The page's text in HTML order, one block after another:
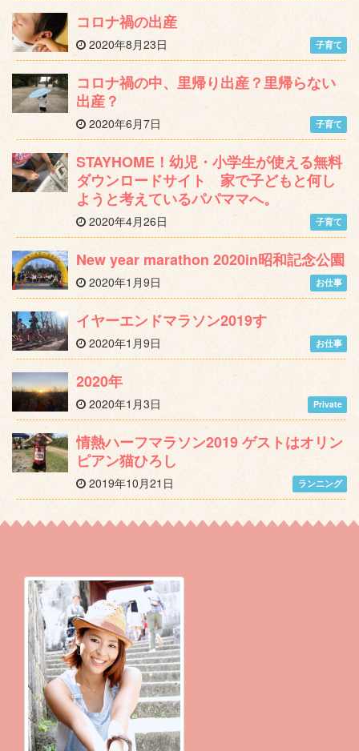
コロナ禍の出産
2020年8月23日 子育て
コロナ禍の中、里帰り出産？里帰らない
出産？
2020年6月7日 子育て
STAYHOME！幼児・小学生が使える無料
ダウンロードサイト 家で子どもと何し
ようと考えているパパママへ。
2020年4月26日 子育て
New year marathon 2020in昭和記念公園
2020年1月9日 お仕事
イヤーエンドマラソン2019す
2020年1月9日 お仕事
2020年
2020年1月3日 Private
情熱ハーフマラソン2019 ゲストはオリン
ピアン猫ひろし
2019年10月21日 ランニング